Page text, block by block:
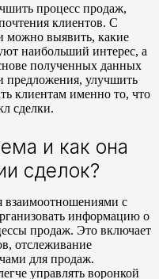
процесс продаж,
клиентов. С
можно выявить, какие
наибольший интерес, а
полученных данных
предложения, улучшить
клиентам именно то, что
сделки.
и как она
сделок?
взаимоотношениями с
информацию о
продаж. Это включает
отслеживание
для продаж.
управлять воронкой